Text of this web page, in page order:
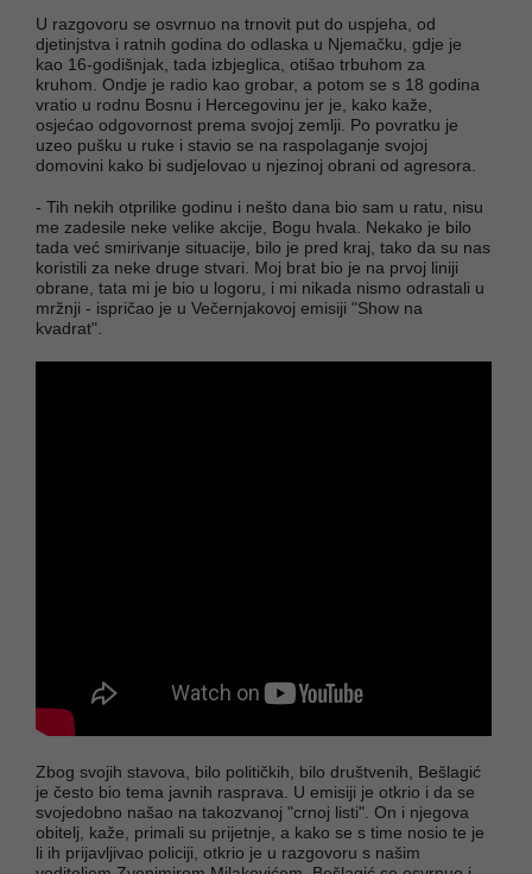
U razgovoru se osvrnuo na trnovit put do uspjeha, od
djetinjstva i ratnih godina do odlaska u Njemačku, gdje je
kao 16-godišnjak, tada izbjeglica, otišao trbuhom za
kruhom. Ondje je radio kao grobar, a potom se s 18 godina
vratio u rodnu Bosnu i Hercegovinu jer je, kako kaže,
osjećao odgovornost prema svojoj zemlji. Po povratku je
uzeo pušku u ruke i stavio se na raspolaganje svojoj
domovini kako bi sudjelovao u njezinoj obrani od agresora.
- Tih nekih otprilike godinu i nešto dana bio sam u ratu, nisu
me zadesile neke velike akcije, Bogu hvala. Nekako je bilo
tada već smirivanje situacije, bilo je pred kraj, tako da su nas
koristili za neke druge stvari. Moj brat bio je na prvoj liniji
obrane, tata mi je bio u logoru, i mi nikada nismo odrastali u
mržnji - ispričao je u Večernjakovoj emisiji "Show na
kvadrat".
Zbog svojih stavova, bilo političkih, bilo društvenih, Bešlagić
je često bio tema javnih rasprava. U emisiji je otkrio i da se
svojedobno našao na takozvanoj "crnoj listi". On i njegova
obitelj, kaže, primali su prijetnje, a kako se s time nosio te je
li ih prijavljivao policiji, otkrio je u razgovoru s našim